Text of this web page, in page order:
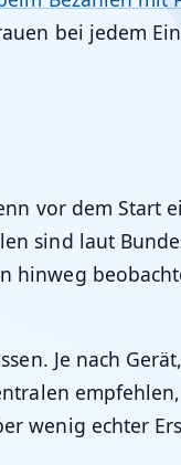
bei jedem
vor dem Start
sind laut
hinweg
Je nach
wenig echter